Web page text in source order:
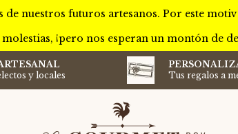
nuestros futuros artesanos. Por este
¡pero nos esperan un montón de
y locales
Tus regalos a